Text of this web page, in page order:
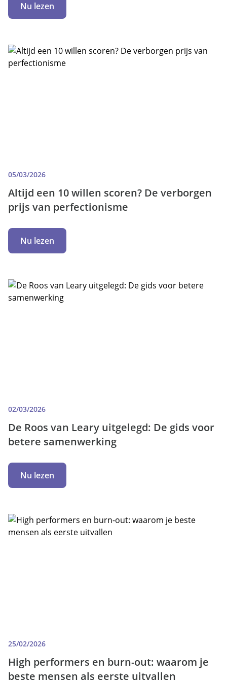
Nu lezen
05/03/2026
Altijd een 10 willen scoren? De verborgen
prijs van perfectionisme
Nu lezen
02/03/2026
De Roos van Leary uitgelegd: De gids voor
betere samenwerking
Nu lezen
25/02/2026
High performers en burn-out: waarom je
beste mensen als eerste uitvallen